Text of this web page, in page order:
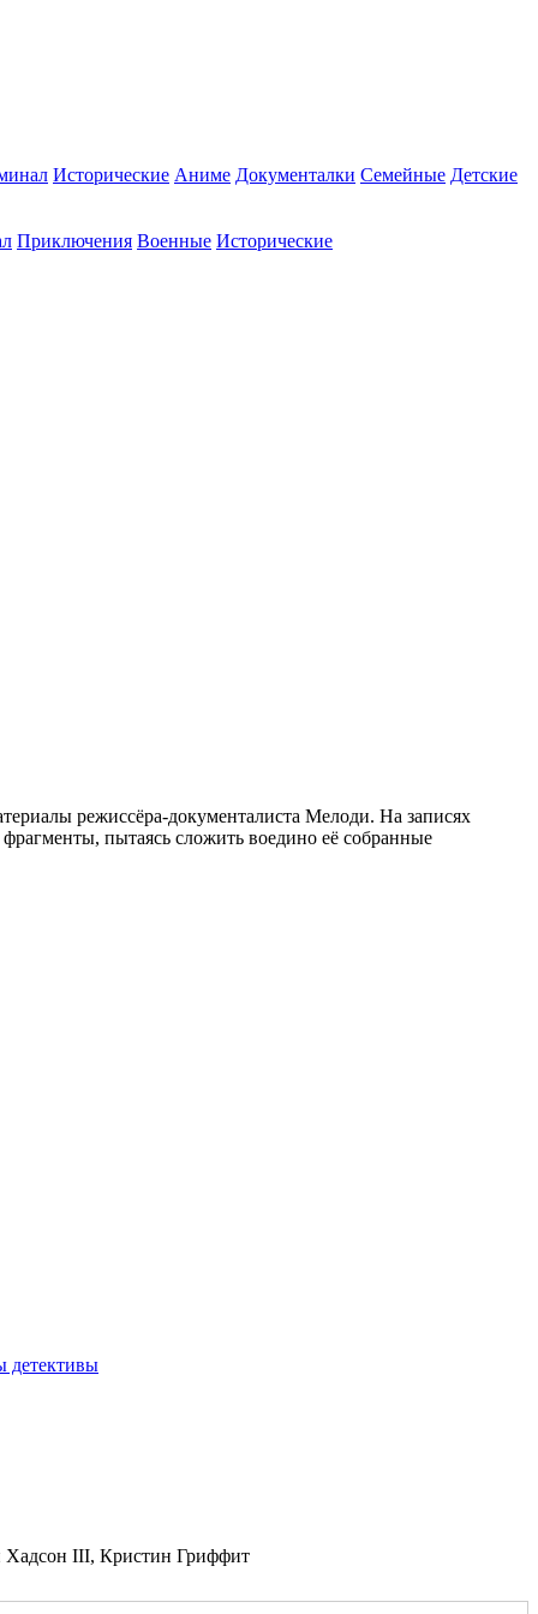
Исторические Аниме Документалки Семейные Детские
Приключения Военные Исторические
режиссёра-документалиста Мелоди. На записях
фрагменты, пытаясь сложить воедино её собранные
детективы
III, Кристин Гриффит